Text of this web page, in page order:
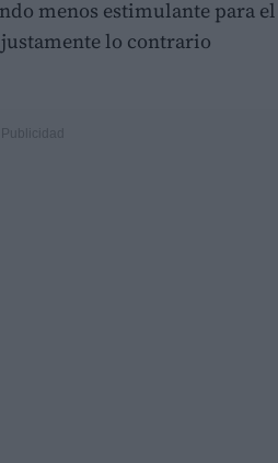
menos estimulante para el
lo contrario